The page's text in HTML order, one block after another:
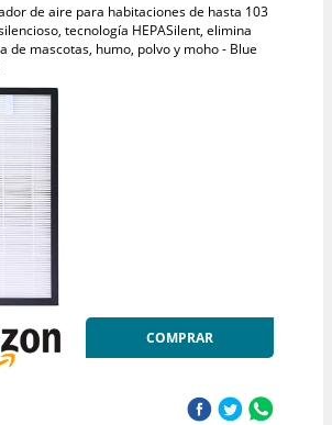
de aire para habitaciones de hasta 103
tecnología HEPASilent, elimina
de mascotas, humo, polvo y moho - Blue
COMPRAR